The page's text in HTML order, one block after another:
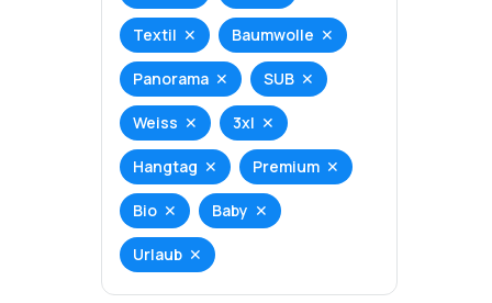
Textil Baumwolle
Panorama SUB
Weiss 3xl
Hangtag Premium
Bio Baby
Urlaub